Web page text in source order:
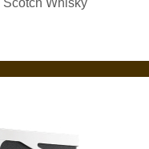
Scotch Whisky